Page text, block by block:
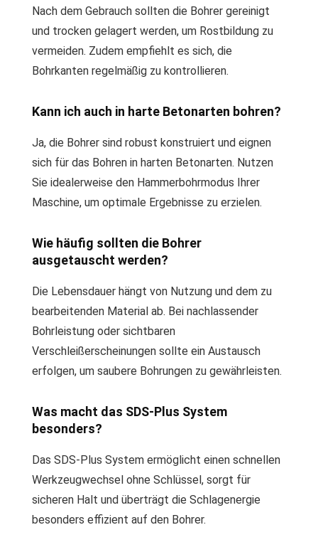
Nach dem Gebrauch sollten die Bohrer gereinigt
und trocken gelagert werden, um Rostbildung zu
vermeiden. Zudem empfiehlt es sich, die
Bohrkanten regelmäßig zu kontrollieren.
Kann ich auch in harte Betonarten bohren?
Ja, die Bohrer sind robust konstruiert und eignen
sich für das Bohren in harten Betonarten. Nutzen
Sie idealerweise den Hammerbohrmodus Ihrer
Maschine, um optimale Ergebnisse zu erzielen.
Wie häufig sollten die Bohrer
ausgetauscht werden?
Die Lebensdauer hängt von Nutzung und dem zu
bearbeitenden Material ab. Bei nachlassender
Bohrleistung oder sichtbaren
Verschleißerscheinungen sollte ein Austausch
erfolgen, um saubere Bohrungen zu gewährleisten.
Was macht das SDS-Plus System
besonders?
Das SDS-Plus System ermöglicht einen schnellen
Werkzeugwechsel ohne Schlüssel, sorgt für
sicheren Halt und überträgt die Schlagenergie
besonders effizient auf den Bohrer.